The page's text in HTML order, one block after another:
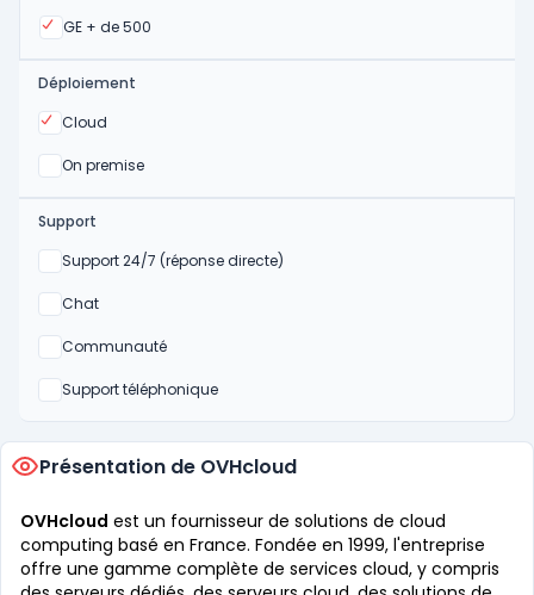
GE + de 500
Oui
Déploiement
Cloud
Oui
On premise
Oui
Support
Support 24/7 (réponse directe)
Non
Chat
Non
Communauté
Non
Support téléphonique
Non
Présentation de OVHcloud
OVHcloud est un fournisseur de solutions de cloud
computing basé en France. Fondée en 1999, l'entreprise
offre une gamme complète de services cloud, y compris